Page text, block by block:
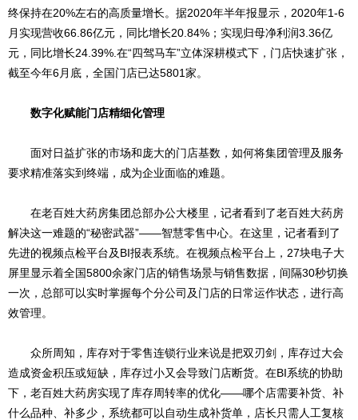
终保持在20%左右的高质量增长。据2020年半年报显示，2020年1-6
月实现营收66.86亿元，同比增长20.84%；实现归母净利润3.36亿
元，同比增长24.39%.在“四驾马车”立体深耕模式下，门店快速扩张，
截至今年6月底，全国门店已达5801家。
数字化赋能门店精细化管理
面对日益扩张的市场和庞大的门店基数，如何将集团管理及服务
要求精准落实到终端，成为企业面临的难题。
在老百姓大药房集团总部办公大楼里，记者看到了老百姓大药房
解决这一难题的“秘密武器”——智慧零售中心。在这里，记者看到了
先进的视频点检平台及BI报表系统。在视频点检平台上，27块电子大
屏里显示着全国5800余家门店的销售场景与销售数据，间隔30秒切换
一次，总部可以实时掌握每个分公司及门店的日常运作状态，进行高
效管理。
众所周知，库存对于零售连锁行业来说是把双刃剑，库存过大会
造成资金积压或短缺，库存过小又会导致门店断货。在BI系统的协助
下，老百姓大药房实现了库存周转率的优化——哪个店需要补货、补
什么品种、补多少，系统都可以自动生成补货单，店长只需人工复核